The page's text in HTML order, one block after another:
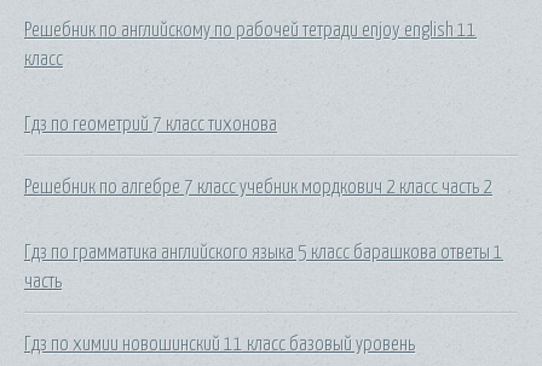
Решебник по английскому по рабочей тетради enjoy english 11
класс
Гдз по геометрий 7 класс тихонова
Решебник по алгебре 7 класс учебник мордкович 2 класс часть 2
Гдз по грамматика английского языка 5 класс барашкова ответы 1
часть
Гдз по химии новошинский 11 класс базовый уровень